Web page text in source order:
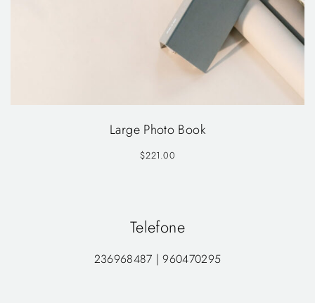
Large Photo Book
$221.00
Telefone
236968487 | 960470295